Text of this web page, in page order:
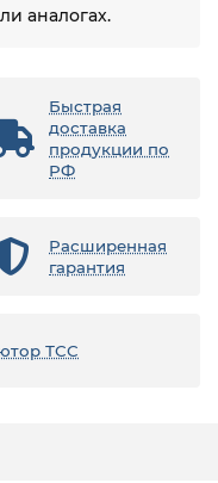
аналогах.
Быстрая
доставка
продукции по
РФ
Расширенная
гарантия
ТСС